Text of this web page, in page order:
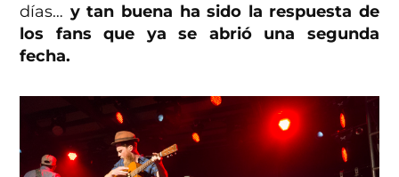
días… y tan buena ha sido la respuesta de
los fans que ya se abrió una segunda
fecha.